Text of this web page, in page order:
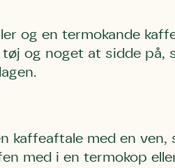
og en termokande
og noget at sidde på,
kaffeaftale med en ven,
med i en termokop